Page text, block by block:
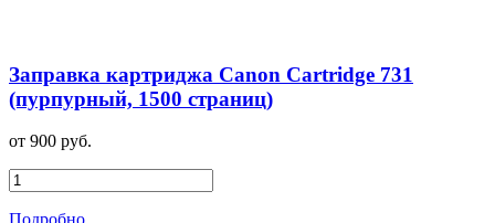
Заправка картриджа Canon Cartridge 731
(пурпурный, 1500 страниц)
от 900 руб.